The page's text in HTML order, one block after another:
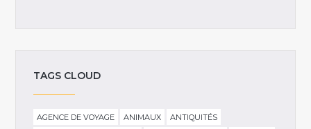
TAGS CLOUD
AGENCE DE VOYAGE ANIMAUX
ANTIQUITÉS